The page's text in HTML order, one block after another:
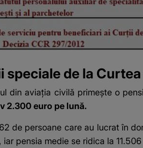
speciale de la
din aviația civilă primește o
2.300 euro pe lună.
de persoane care au lucrat în
iar pensia medie se ridica la 11.506